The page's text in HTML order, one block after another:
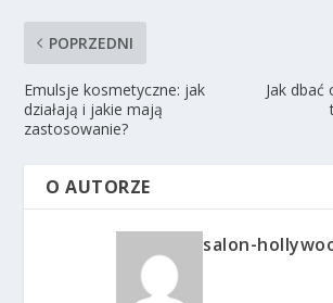
POPRZEDNI
Emulsje kosmetyczne: jak
działają i jakie mają
zastosowanie?
Jak dbać
O AUTORZE
salon-